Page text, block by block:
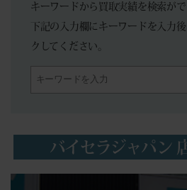
キーワードから買取実績を検索がで
下記の入力欄にキーワードを入力
クしてください。
バイセラジャパン